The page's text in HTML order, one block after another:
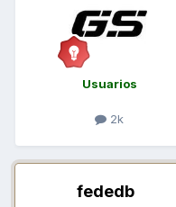
Usuarios
2k
fededb